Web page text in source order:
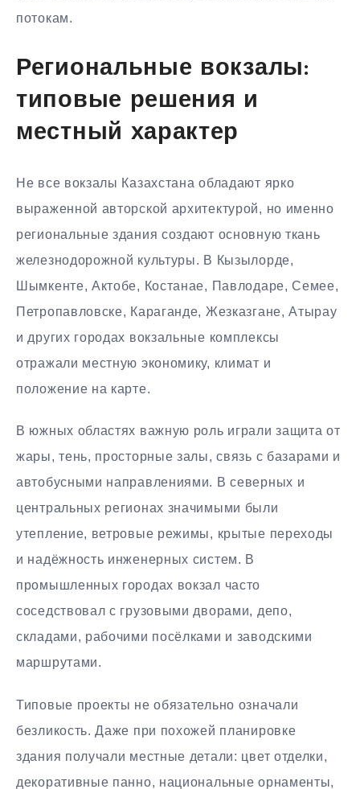
потокам.
Региональные вокзалы:
типовые решения и
местный характер
Не все вокзалы Казахстана обладают ярко
выраженной авторской архитектурой, но именно
региональные здания создают основную ткань
железнодорожной культуры. В Кызылорде,
Шымкенте, Актобе, Костанае, Павлодаре, Семее,
Петропавловске, Караганде, Жезказгане, Атырау
и других городах вокзальные комплексы
отражали местную экономику, климат и
положение на карте.
В южных областях важную роль играли защита от
жары, тень, просторные залы, связь с базарами и
автобусными направлениями. В северных и
центральных регионах значимыми были
утепление, ветровые режимы, крытые переходы
и надёжность инженерных систем. В
промышленных городах вокзал часто
соседствовал с грузовыми дворами, депо,
складами, рабочими посёлками и заводскими
маршрутами.
Типовые проекты не обязательно означали
безликость. Даже при похожей планировке
здания получали местные детали: цвет отделки,
декоративные панно, национальные орнаменты,